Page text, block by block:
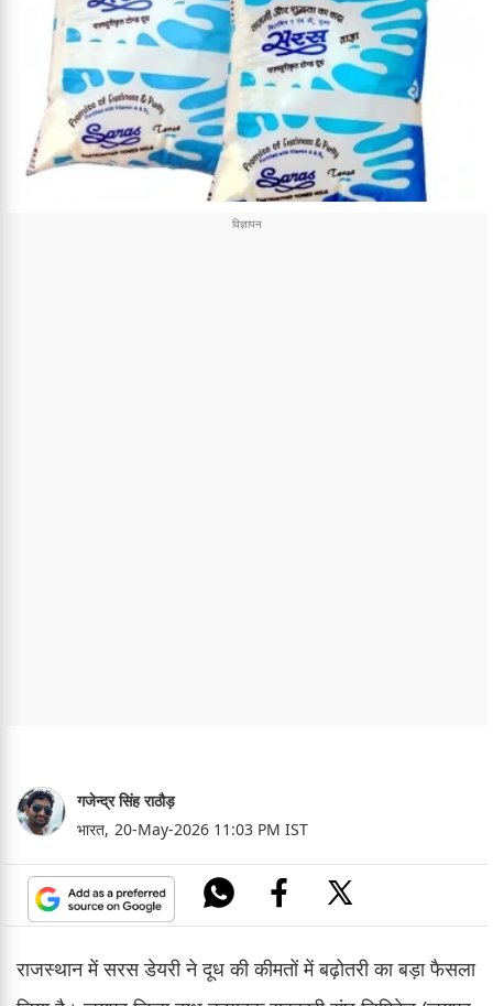
गजेन्द्र सिंह राठौड़
भारत, 20-May-2026 11:03 PM IST
राजस्थान में सरस डेयरी ने दूध की कीमतों में बढ़ोतरी का बड़ा फैसला